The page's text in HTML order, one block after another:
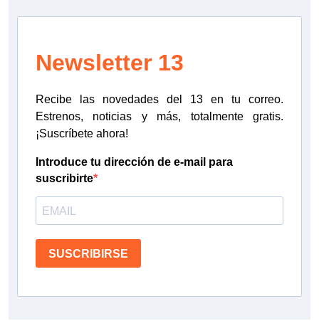
Newsletter 13
Recibe las novedades del 13 en tu correo.
Estrenos, noticias y más, totalmente gratis.
¡Suscríbete ahora!
Introduce tu dirección de e-mail para
suscribirte
SUSCRIBIRSE